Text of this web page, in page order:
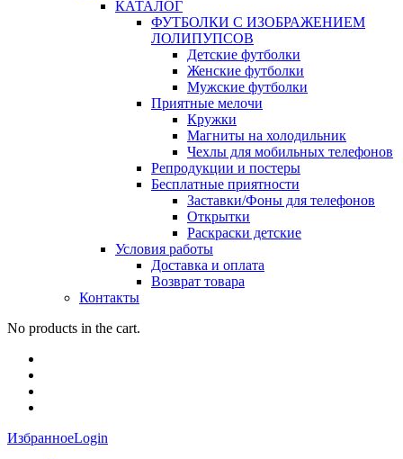
КАТАЛОГ
ФУТБОЛКИ С ИЗОБРАЖЕНИЕМ
ЛОЛИПУПСОВ
Детские футболки
Женские футболки
Мужские футболки
Приятные мелочи
Кружки
Магниты на холодильник
Чехлы для мобильных телефонов
Репродукции и постеры
Бесплатные приятности
Заставки/Фоны для телефонов
Открытки
Раскраски детские
Условия работы
Доставка и оплата
Возврат товара
Контакты
No products in the cart.
ИзбранноеLogin